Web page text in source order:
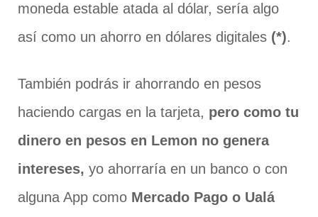
moneda estable atada al dólar, sería algo
así como un ahorro en dólares digitales (*).
También podrás ir ahorrando en pesos
haciendo cargas en la tarjeta, pero como tu
dinero en pesos en Lemon no genera
intereses, yo ahorraría en un banco o con
alguna App como Mercado Pago o Ualá